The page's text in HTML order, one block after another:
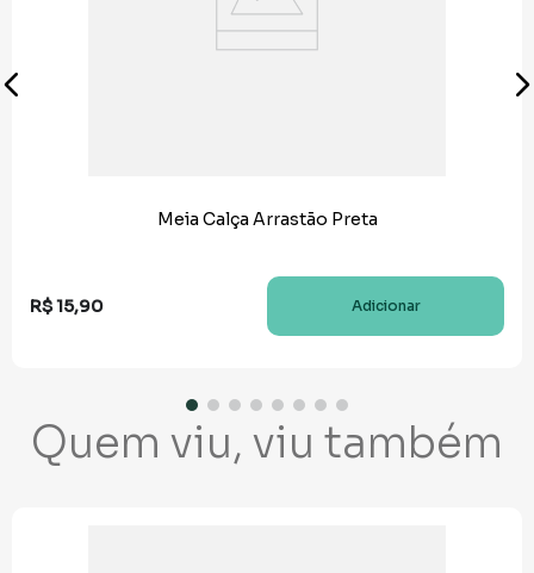
Meia Calça Arrastão Preta
R$15,90 Adicionar
Quem viu, viu também